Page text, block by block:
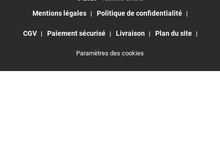
Mentions légales Politique de confidentialité
CGV Paiement sécurisé Livraison Plan du site
Paramètres des cookies